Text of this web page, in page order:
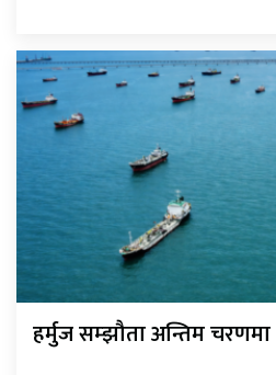
हर्मुज सम्झौता अन्तिम चरणमा